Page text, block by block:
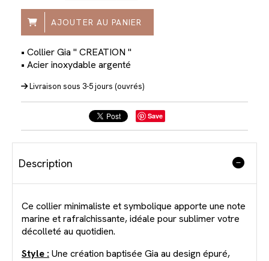
AJOUTER AU PANIER
• Collier Gia " CREATION "
• Acier inoxydable argenté
Livraison sous 3-5 jours (ouvrés)
Save
Description
Ce collier minimaliste et symbolique apporte une note
marine et rafraîchissante, idéale pour sublimer votre
décolleté au quotidien.
Style : Une création baptisée Gia au design épuré,